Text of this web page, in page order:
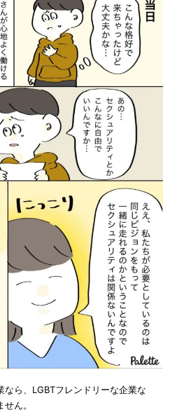
ら、LGBTフレンドリーな企業な
ん。